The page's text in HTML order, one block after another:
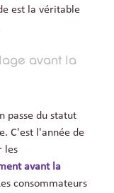
est la véritable
avant la
passe du statut
C'est l'année de
les
avant la
consommateurs